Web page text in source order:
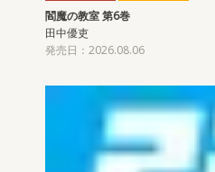
閻魔の教室 第6巻
田中優吏
発売日：2026.08.06